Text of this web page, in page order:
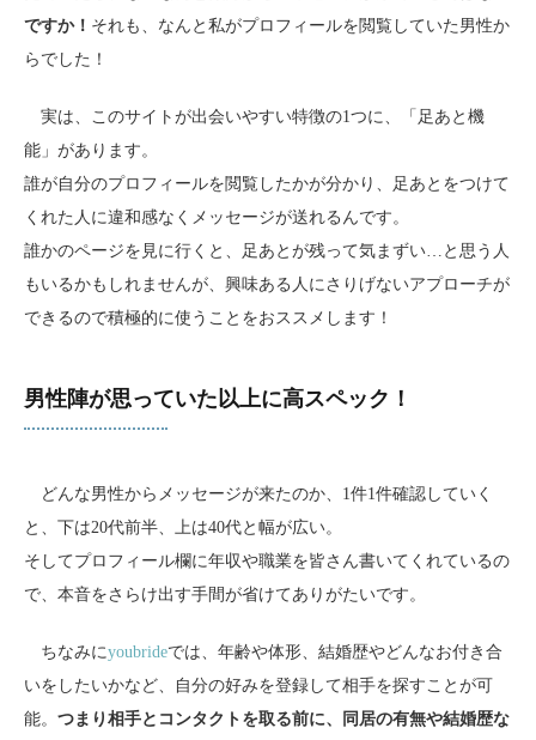
ですか！ それも、なんと私がプロフィールを閲覧していた男性か
らでした！
実は、このサイトが出会いやすい特徴の1つに、「足あと機
能」があります。
誰が自分のプロフィールを閲覧したかが分かり、足あとをつけて
くれた人に違和感なくメッセージが送れるんです。
誰かのページを見に行くと、足あとが残って気まずい…と思う人
もいるかもしれませんが、興味ある人にさりげないアプローチが
できるので積極的に使うことをおススメします！
男性陣が思っていた以上に高スペック！
どんな男性からメッセージが来たのか、1件1件確認していく
と、下は20代前半、上は40代と幅が広い。
そしてプロフィール欄に年収や職業を皆さん書いてくれているの
で、本音をさらけ出す手間が省けてありがたいです。
ちなみにyoubrideでは、年齢や体形、結婚歴やどんなお付き合
いをしたいかなど、自分の好みを登録して相手を探すことが可
能。 つまり相手とコンタクトを取る前に、同居の有無や結婚歴な